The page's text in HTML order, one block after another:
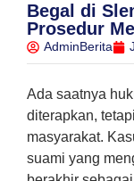
Begal di
Prosedur
AdminBerita
Ada saatnya
diterapkan,
masyarakat.
suami yang